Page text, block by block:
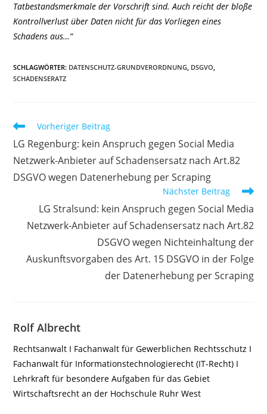
Tatbestandsmerkmale der Vorschrift sind. Auch reicht der bloße
Kontrollverlust über Daten nicht für das Vorliegen eines
Schadens aus…“
SCHLAGWÖRTER: DATENSCHUTZ-GRUNDVERORDNUNG, DSGVO,
SCHADENSERATZ
Weitere
ansehen
Vorheriger Beitrag
LG Regenburg: kein Anspruch gegen Social Media
Netzwerk-Anbieter auf Schadensersatz nach Art.82
DSGVO wegen Datenerhebung per Scraping
Nächster Beitrag
LG Stralsund: kein Anspruch gegen Social Media
Netzwerk-Anbieter auf Schadensersatz nach Art.82
DSGVO wegen Nichteinhaltung der
Auskunftsvorgaben des Art. 15 DSGVO in der Folge
der Datenerhebung per Scraping
Rolf Albrecht
Rechtsanwalt I Fachanwalt für Gewerblichen Rechtsschutz I
Fachanwalt für Informationstechnologierecht (IT-Recht) I
Lehrkraft für besondere Aufgaben für das Gebiet
Wirtschaftsrecht an der Hochschule Ruhr West